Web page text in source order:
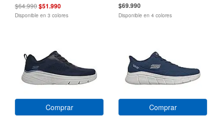
$64.990$51.990
Disponible en 3 colores
$69.990
Disponible en 4 colores
Comprar Comprar